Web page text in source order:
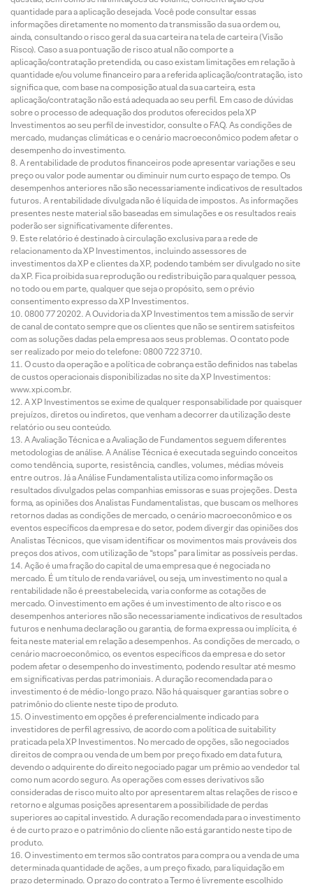
quantidade para a aplicação desejada. Você pode consultar essas
informações diretamente no momento da transmissão da sua ordem ou,
ainda, consultando o risco geral da sua carteira na tela de carteira (Visão
Risco). Caso a sua pontuação de risco atual não comporte a
aplicação/contratação pretendida, ou caso existam limitações em relação à
quantidade e/ou volume financeiro para a referida aplicação/contratação, isto
significa que, com base na composição atual da sua carteira, esta
aplicação/contratação não está adequada ao seu perfil. Em caso de dúvidas
sobre o processo de adequação dos produtos oferecidos pela XP
Investimentos ao seu perfil de investidor, consulte o FAQ. As condições de
mercado, mudanças climáticas e o cenário macroeconômico podem afetar o
desempenho do investimento.
A rentabilidade de produtos financeiros pode apresentar variações e seu
preço ou valor pode aumentar ou diminuir num curto espaço de tempo. Os
desempenhos anteriores não são necessariamente indicativos de resultados
futuros. A rentabilidade divulgada não é líquida de impostos. As informações
presentes neste material são baseadas em simulações e os resultados reais
poderão ser significativamente diferentes.
Este relatório é destinado à circulação exclusiva para a rede de
relacionamento da XP Investimentos, incluindo assessores de
investimentos da XP e clientes da XP, podendo também ser divulgado no site
da XP. Fica proibida sua reprodução ou redistribuição para qualquer pessoa,
no todo ou em parte, qualquer que seja o propósito, sem o prévio
consentimento expresso da XP Investimentos.
0800 77 20202. A Ouvidoria da XP Investimentos tem a missão de servir
de canal de contato sempre que os clientes que não se sentirem satisfeitos
com as soluções dadas pela empresa aos seus problemas. O contato pode
ser realizado por meio do telefone: 0800 722 3710.
O custo da operação e a política de cobrança estão definidos nas tabelas
de custos operacionais disponibilizadas no site da XP Investimentos:
www.xpi.com.br.
A XP Investimentos se exime de qualquer responsabilidade por quaisquer
prejuízos, diretos ou indiretos, que venham a decorrer da utilização deste
relatório ou seu conteúdo.
A Avaliação Técnica e a Avaliação de Fundamentos seguem diferentes
metodologias de análise. A Análise Técnica é executada seguindo conceitos
como tendência, suporte, resistência, candles, volumes, médias móveis
entre outros. Já a Análise Fundamentalista utiliza como informação os
resultados divulgados pelas companhias emissoras e suas projeções. Desta
forma, as opiniões dos Analistas Fundamentalistas, que buscam os melhores
retornos dadas as condições de mercado, o cenário macroeconômico e os
eventos específicos da empresa e do setor, podem divergir das opiniões dos
Analistas Técnicos, que visam identificar os movimentos mais prováveis dos
preços dos ativos, com utilização de “stops” para limitar as possíveis perdas.
Ação é uma fração do capital de uma empresa que é negociada no
mercado. É um título de renda variável, ou seja, um investimento no qual a
rentabilidade não é preestabelecida, varia conforme as cotações de
mercado. O investimento em ações é um investimento de alto risco e os
desempenhos anteriores não são necessariamente indicativos de resultados
futuros e nenhuma declaração ou garantia, de forma expressa ou implícita, é
feita neste material em relação a desempenhos. As condições de mercado, o
cenário macroeconômico, os eventos específicos da empresa e do setor
podem afetar o desempenho do investimento, podendo resultar até mesmo
em significativas perdas patrimoniais. A duração recomendada para o
investimento é de médio-longo prazo. Não há quaisquer garantias sobre o
patrimônio do cliente neste tipo de produto.
O investimento em opções é preferencialmente indicado para
investidores de perfil agressivo, de acordo com a política de suitability
praticada pela XP Investimentos. No mercado de opções, são negociados
direitos de compra ou venda de um bem por preço fixado em data futura,
devendo o adquirente do direito negociado pagar um prêmio ao vendedor tal
como num acordo seguro. As operações com esses derivativos são
consideradas de risco muito alto por apresentarem altas relações de risco e
retorno e algumas posições apresentarem a possibilidade de perdas
superiores ao capital investido. A duração recomendada para o investimento
é de curto prazo e o patrimônio do cliente não está garantido neste tipo de
produto.
O investimento em termos são contratos para compra ou a venda de uma
determinada quantidade de ações, a um preço fixado, para liquidação em
prazo determinado. O prazo do contrato a Termo é livremente escolhido